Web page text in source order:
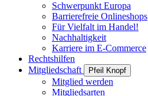
Schwerpunkt Europa
Barrierefreie Onlineshops
Für Vielfalt im Handel!
Nachhaltigkeit
Karriere im E-Commerce
Rechtshilfen
Mitgliedschaft
Pfeil Knopf
Mitglied werden
Mitgliedsarten